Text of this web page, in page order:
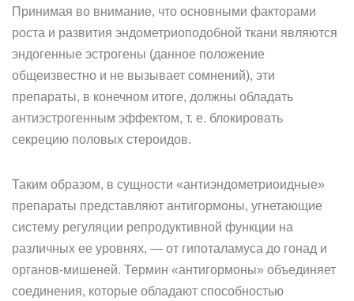
Принимая во внимание, что основными факторами
роста и развития эндометриоподобной ткани являются
эндогенные эстрогены (данное положение
общеизвестно и не вызывает сомнений), эти
препараты, в конечном итоге, должны обладать
антиэстрогенным эффектом, т. е. блокировать
секрецию половых стероидов.
Таким образом, в сущности «антиэндометриоидные»
препараты представляют антигормоны, угнетающие
систему регуляции репродуктивной функции на
различных ее уровнях, — от гипоталамуса до гонад и
органов-мишеней. Термин «антигормоны» объединяет
соединения, которые обладают способностью